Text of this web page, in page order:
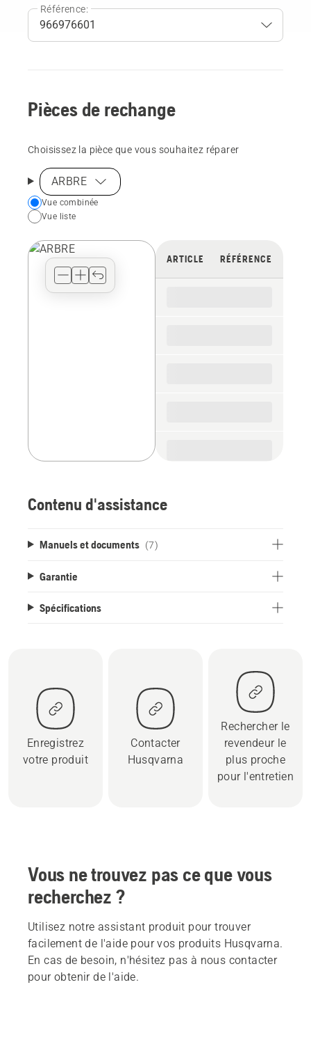
Référence:
Pièces de rechange
Choisissez la pièce que vous souhaitez réparer
ARBRE
Choose
your
view
Vue combinée
Vue liste
ARTICLE RÉFÉRENCE
Contenu d'assistance
Manuels et documents (7)
Garantie
Spécifications
Enregistrez
votre produit
Contacter
Husqvarna
Rechercher le
revendeur le
plus proche
pour l'entretien
Vous ne trouvez pas ce que vous
recherchez ?
Utilisez notre assistant produit pour trouver
facilement de l'aide pour vos produits Husqvarna.
En cas de besoin, n'hésitez pas à nous contacter
pour obtenir de l'aide.